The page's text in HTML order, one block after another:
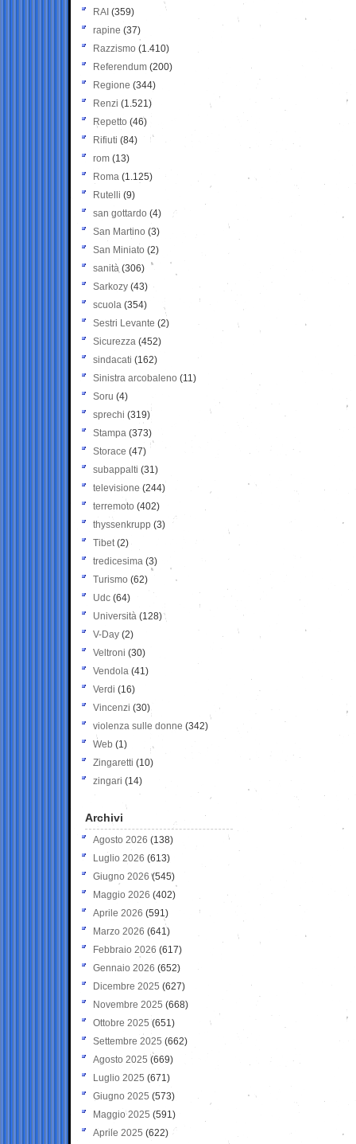
RAI (359)
rapine (37)
Razzismo (1.410)
Referendum (200)
Regione (344)
Renzi (1.521)
Repetto (46)
Rifiuti (84)
rom (13)
Roma (1.125)
Rutelli (9)
san gottardo (4)
San Martino (3)
San Miniato (2)
sanità (306)
Sarkozy (43)
scuola (354)
Sestri Levante (2)
Sicurezza (452)
sindacati (162)
Sinistra arcobaleno (11)
Soru (4)
sprechi (319)
Stampa (373)
Storace (47)
subappalti (31)
televisione(244)
terremoto (402)
thyssenkrupp (3)
Tibet(2)
tredicesima (3)
Turismo (62)
Udc (64)
Università (128)
V-Day (2)
Veltroni (30)
Vendola (41)
Verdi (16)
Vincenzi (30)
violenza sulle donne (342)
Web (1)
Zingaretti (10)
zingari (14)
Archivi
Agosto 2026 (138)
Luglio 2026 (613)
Giugno 2026 (545)
Maggio 2026 (402)
Aprile 2026 (591)
Marzo 2026 (641)
Febbraio 2026 (617)
Gennaio 2026 (652)
Dicembre 2025 (627)
Novembre 2025 (668)
Ottobre 2025 (651)
Settembre 2025 (662)
Agosto 2025 (669)
Luglio 2025 (671)
Giugno 2025 (573)
Maggio 2025 (591)
Aprile 2025 (622)